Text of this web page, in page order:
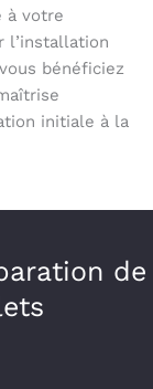
à votre
l’installation
bénéficiez
initiale à la
de